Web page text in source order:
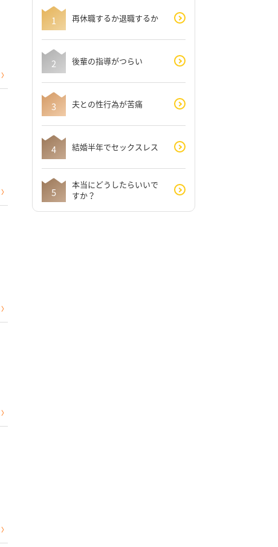
再休職するか退職するか
後輩の指導がつらい
夫との性行為が苦痛
結婚半年でセックスレス
本当にどうしたらいいで
すか？